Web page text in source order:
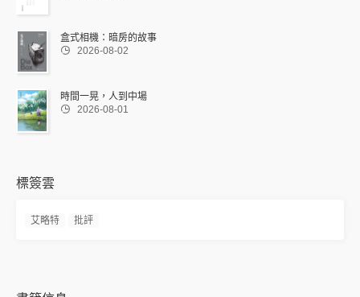
盒式相機：暗房的故事
 2026-08-02
時間一晃，人到中場
 2026-08-01
標簽雲
艾略特 批評